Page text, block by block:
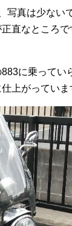
写真は少ない
直なところ
に乗ってい
上がっていま